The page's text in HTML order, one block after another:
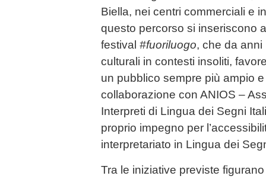
Biella, nei centri commerciali e
questo percorso si inseriscono
festival #fuoriluogo, che da anni
culturali in contesti insoliti,
un pubblico sempre più ampio
collaborazione con ANIOS –
Interpreti di Lingua dei Segni
proprio impegno per
interpretariato in Lingua dei
Tra le iniziative previste